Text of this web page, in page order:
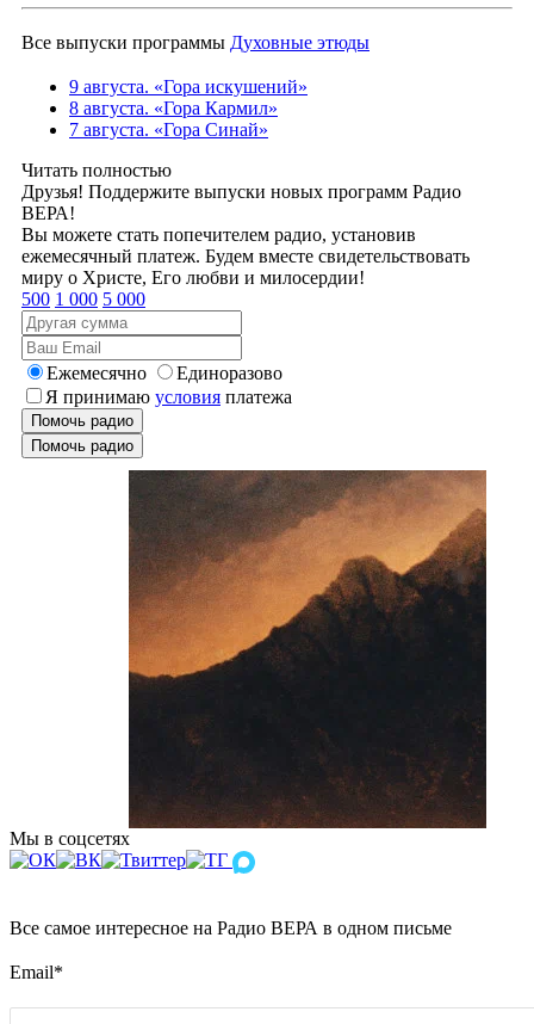
Все выпуски программы Духовные этюды
9 августа. «Гора искушений»
8 августа. «Гора Кармил»
7 августа. «Гора Синай»
Читать полностью
Друзья! Поддержите выпуски новых программ Радио
ВЕРА!
Вы можете стать попечителем радио, установив
ежемесячный платеж. Будем вместе свидетельствовать
миру о Христе, Его любви и милосердии!
500 1 000 5 000
Ежемесячно
Единоразово
Я принимаю условия платежа
Помочь радио
Помочь радио
Мы в соцсетях
Все самое интересное на Радио ВЕРА в одном письме
Email*